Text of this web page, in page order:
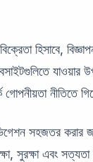
হিসাবে,
গোপনীয়তা নীতিতে
সহজতর করার
সুরক্ষা এবং